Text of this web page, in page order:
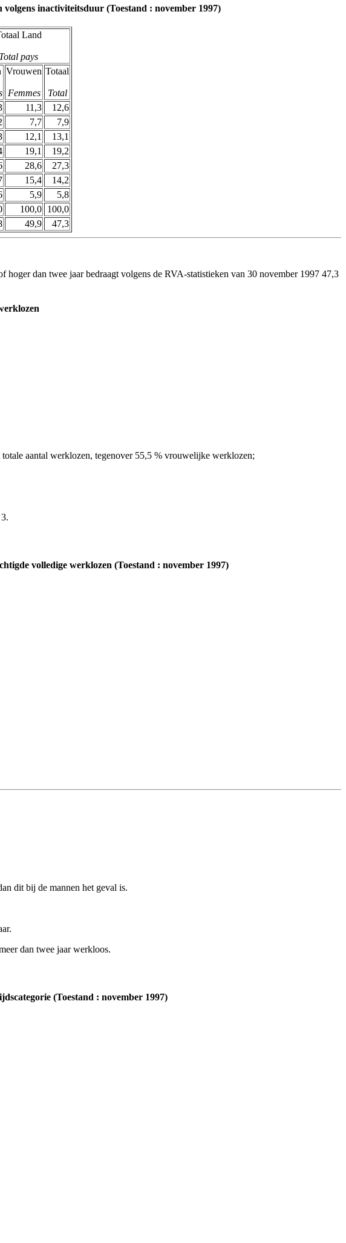
inactiviteitsduur (Toestand : november 1997)
Land
Total pays
Vrouwen
Femmes
Totaal
Total
11,3
12,6
7,7
7,9
12,1
13,1
19,1
19,2
28,6
27,3
15,4
14,2
5,9
5,8
100,0 100,0
49,9 47,3
dan twee jaar bedraagt volgens de RVA-statistieken van 30 november 1997 47,3
aantal werklozen, tegenover 55,5 % vrouwelijke werklozen;
volledige werklozen (Toestand : november 1997)
dit bij de mannen het geval is.
dan twee jaar werkloos.
(Toestand : november 1997)